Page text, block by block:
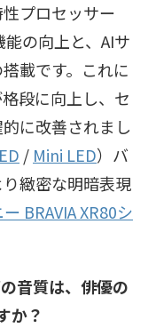
プロセッサー
能の向上と、AIサ
載です。これに
段に向上し、セ
に改善されまし
/ Mini LED） バ
緻密な明暗表現
BRAVIA XR80シ
音質は、俳優の
か？